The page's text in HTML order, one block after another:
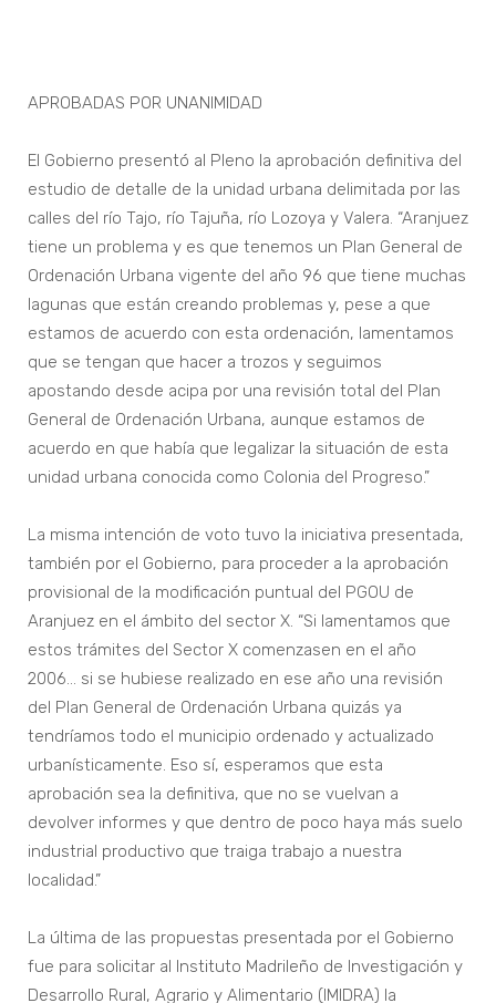
APROBADAS POR UNANIMIDAD
El Gobierno presentó al Pleno la aprobación definitiva del
estudio de detalle de la unidad urbana delimitada por las
calles del río Tajo, río Tajuña, río Lozoya y Valera. “Aranjuez
tiene un problema y es que tenemos un Plan General de
Ordenación Urbana vigente del año 96 que tiene muchas
lagunas que están creando problemas y, pese a que
estamos de acuerdo con esta ordenación, lamentamos
que se tengan que hacer a trozos y seguimos
apostando desde acipa por una revisión total del Plan
General de Ordenación Urbana, aunque estamos de
acuerdo en que había que legalizar la situación de esta
unidad urbana conocida como Colonia del Progreso.”
La misma intención de voto tuvo la iniciativa presentada,
también por el Gobierno, para proceder a la aprobación
provisional de la modificación puntual del PGOU de
Aranjuez en el ámbito del sector X. “Si lamentamos que
estos trámites del Sector X comenzasen en el año
2006… si se hubiese realizado en ese año una revisión
del Plan General de Ordenación Urbana quizás ya
tendríamos todo el municipio ordenado y actualizado
urbanísticamente. Eso sí, esperamos que esta
aprobación sea la definitiva, que no se vuelvan a
devolver informes y que dentro de poco haya más suelo
industrial productivo que traiga trabajo a nuestra
localidad.”
La última de las propuestas presentada por el Gobierno
fue para solicitar al Instituto Madrileño de Investigación y
Desarrollo Rural, Agrario y Alimentario (IMIDRA) la